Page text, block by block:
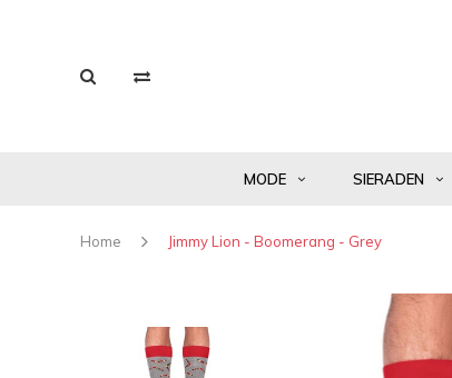
MODE SIERADEN
Home Jimmy Lion - Boomerang - Grey